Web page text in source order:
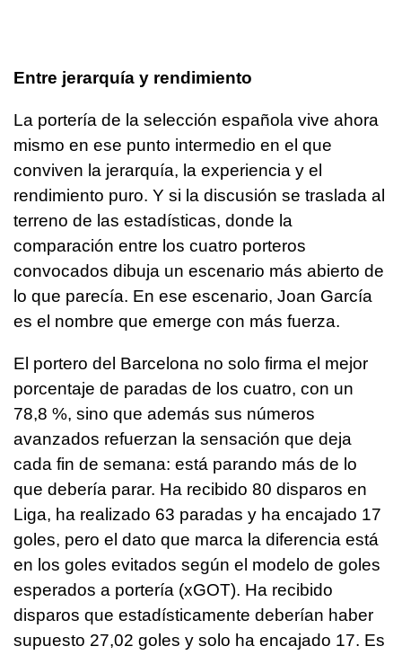
Entre jerarquía y rendimiento
La portería de la selección española vive ahora
mismo en ese punto intermedio en el que
conviven la jerarquía, la experiencia y el
rendimiento puro. Y si la discusión se traslada al
terreno de las estadísticas, donde la
comparación entre los cuatro porteros
convocados dibuja un escenario más abierto de
lo que parecía. En ese escenario, Joan García
es el nombre que emerge con más fuerza.
El portero del Barcelona no solo firma el mejor
porcentaje de paradas de los cuatro, con un
78,8 %, sino que además sus números
avanzados refuerzan la sensación que deja
cada fin de semana: está parando más de lo
que debería parar. Ha recibido 80 disparos en
Liga, ha realizado 63 paradas y ha encajado 17
goles, pero el dato que marca la diferencia está
en los goles evitados según el modelo de goles
esperados a portería (xGOT). Ha recibido
disparos que estadísticamente deberían haber
supuesto 27,02 goles y solo ha encajado 17. Es